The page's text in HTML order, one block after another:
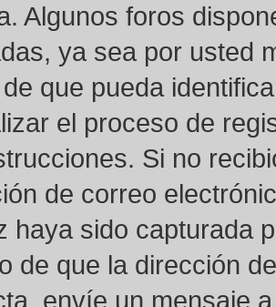
Algunos foros
ya sea por usted
que pueda
el proceso de
Si no
de correo
haya sido capturada
de que la dirección
envíe un mensaje